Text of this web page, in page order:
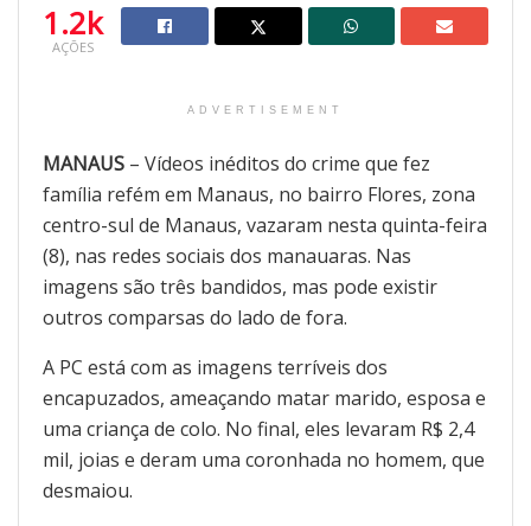
1.2k
AÇÕES
ADVERTISEMENT
MANAUS – Vídeos inéditos do crime que fez
família refém em Manaus, no bairro Flores, zona
centro-sul de Manaus, vazaram nesta quinta-feira
(8), nas redes sociais dos manauaras. Nas
imagens são três bandidos, mas pode existir
outros comparsas do lado de fora.
A PC está com as imagens terríveis dos
encapuzados, ameaçando matar marido, esposa e
uma criança de colo. No final, eles levaram R$ 2,4
mil, joias e deram uma coronhada no homem, que
desmaiou.